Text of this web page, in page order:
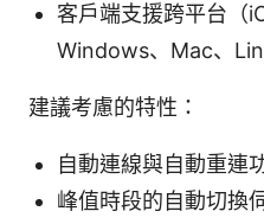
客戶端支援跨平台（
Windows、Mac、
建議考慮的特性：
自動連線與自動重連
峰值時段的自動切換